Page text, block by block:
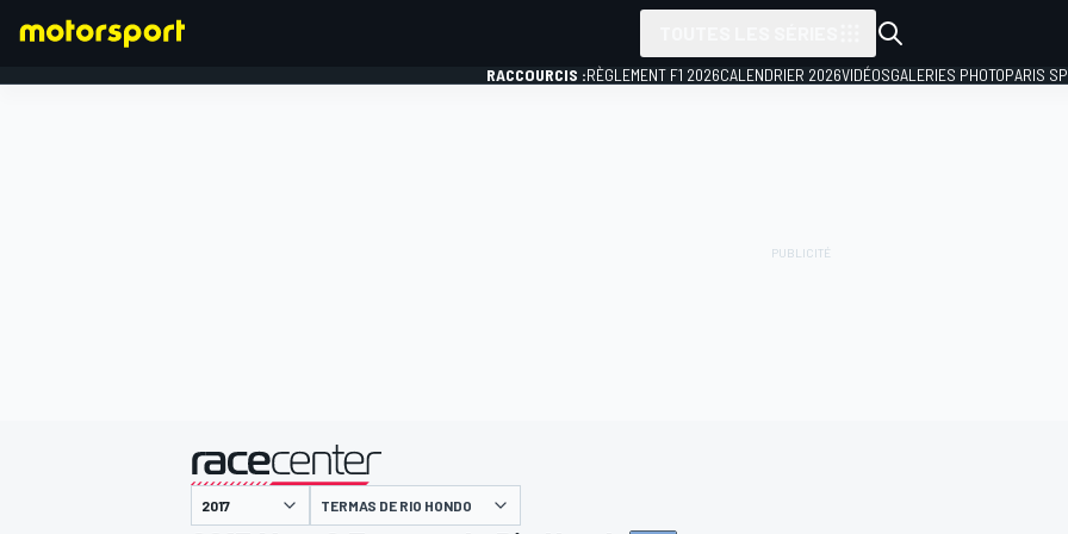
RACCOURCIS :RÈGLEMENT F1 2026CALENDRIER 2026VIDÉOSGALERIES PHOTOPARIS
présenté par
TERMAS DE RIO HONDO